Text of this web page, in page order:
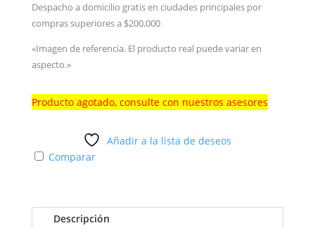
Despacho a domicilio gratis en ciudades principales por
compras superiores a $200.000
«Imagen de referencia. El producto real puede variar en
aspecto.»
Producto agotado, consulte con nuestros asesores
Añadir a la lista de deseos
Comparar
Descripción